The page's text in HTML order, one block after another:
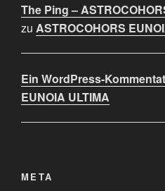
The Ping –
zu ASTROCOHORS
Ein WordPress-
EUNOIA ULTIMA
META